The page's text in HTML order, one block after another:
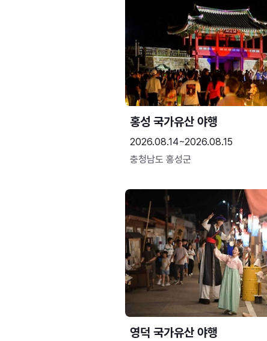
홍성 국가유산 야행
2026.08.14~2026.08.15
충청남도 홍성군
영덕 국가유산 야행